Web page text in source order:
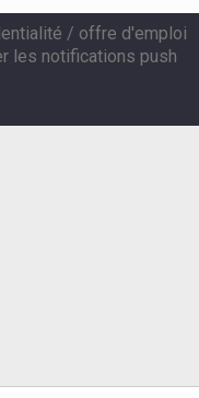
/ offre d'emploi
les notifications push